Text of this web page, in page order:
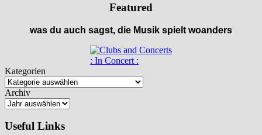
Featured
was du auch sagst, die Musik spielt woanders
: In Concert :
Kategorien
Archiv
Useful Links